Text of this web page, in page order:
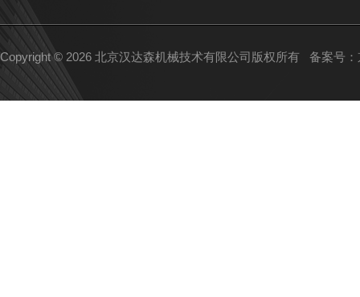
Copyright © 2026 北京汉达森机械技术有限公司版权所有 备案号：